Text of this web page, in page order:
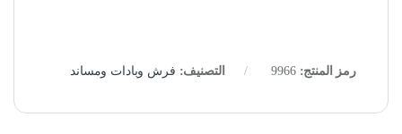
رمز المنتج:9966 التصنيف: فرش وبادات ومساند